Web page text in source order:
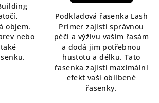
objem.
nebo
Podkladová řasenka Lash
Primer zajistí správnou
péči a výživu vašim řasám
a dodá jim potřebnou
hustotu a délku. Tato
řasenka zajistí maximální
efekt vaší oblíbené
řasenky.